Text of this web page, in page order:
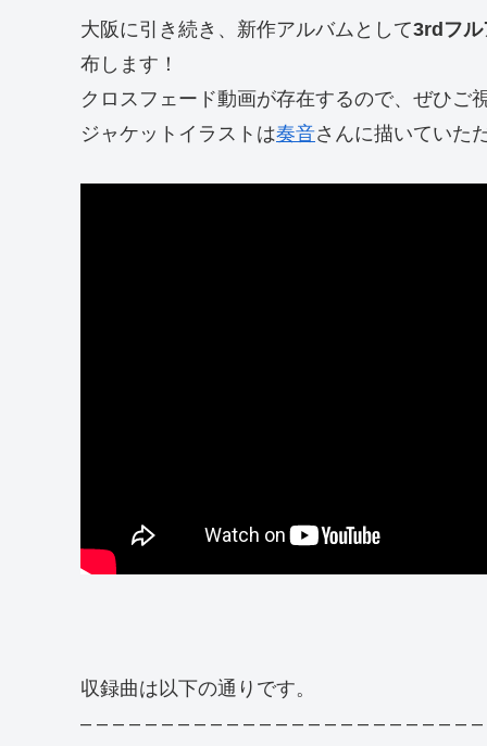
大阪に引き続き、新作アルバムとして3rdフル
布します！
クロスフェード動画が存在するので、ぜひご
ジャケットイラストは奏音さんに描いていた
収録曲は以下の通りです。
– – – – – – – – – – – – – – – – – – – – – – – –